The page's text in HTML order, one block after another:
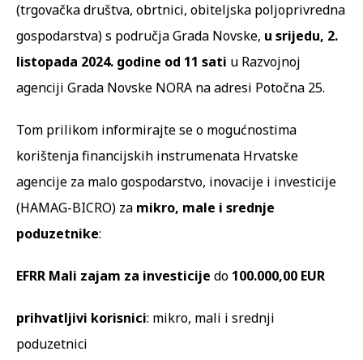
(trgovačka društva, obrtnici, obiteljska poljoprivredna
gospodarstva) s područja Grada Novske, u srijedu, 2.
listopada 2024. godine od 11 sati u Razvojnoj
agenciji Grada Novske NORA na adresi Potočna 25.
Tom prilikom informirajte se o mogućnostima
korištenja financijskih instrumenata Hrvatske
agencije za malo gospodarstvo, inovacije i investicije
(HAMAG-BICRO) za mikro, male i srednje
poduzetnike:
EFRR Mali zajam za investicije do 100.000,00 EUR
prihvatljivi korisnici: mikro, mali i srednji
poduzetnici